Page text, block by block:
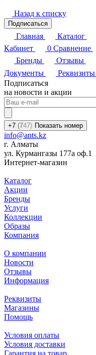
Назад к списку
Подписаться
Главная Каталог
Кабинет
0 Сравнение
Бренды
Отзывы
Документы
Реквизиты
Подписаться
на новости и акции
+7 (747) Показать номер
info@ants.kz
г. Алматы
ул. Курмангазы 177а оф.1
Интернет-магазин
Каталог
Акции
Бренды
Услуги
Коллекции
Образы
Компания
О компании
Новости
Отзывы
Информация
Реквизиты
Магазины
Помощь
Условия оплаты
Условия доставки